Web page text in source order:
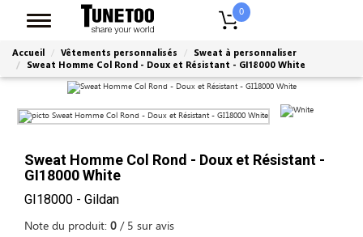
0
Accueil Vêtements personnalisés
Sweat à personnaliser
Sweat Homme Col Rond - Doux et Résistant - GI18000 White
Sweat Homme Col Rond - Doux et Résistant -
GI18000 White
GI18000 - Gildan
Note du produit: 0 / 5 sur avis